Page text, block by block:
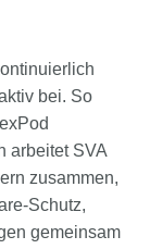
bei. So
arbeitet SVA
zusammen,
Schutz,
gemeinsam